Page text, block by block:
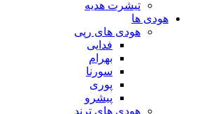
تیشرت هدیه
هودی ها
هودی های رپی
فدایی
بهرام
سورنا
پوری
پیشرو
هودی های ترند